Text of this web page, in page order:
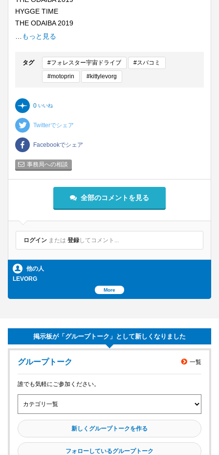
HYGGE TIME
THE ODAIBA 2019
moto with kamiusagi Rope
やっと猛暑がおさまり…と
思っていましたが…
なんと夏が戻ってきましたね
お台場で開催されている
ワンガン夏祭り に来ています
今日は 空いていますね
夏休みのとある1日
宇宙人と出会ったロペとアキラ先輩
宇宙人は住む星が広すぎるから
地球を訪れたようです
そこでロペとアキラ先輩は
惑星を見に行くために
お台場の発車基地に向かいました
そこで moto と出会いました!
お昼ご飯中だったようで
ロペさんとのTWO-SHOTだけに(涙)
#プリンとの思い出 #HYGGETIME
#フォレスター宇宙ドライブ
#SUBARUロペとアキラ先輩のフォレスター宇宙ドライブ #ス
バコミ #スバル #sgt #SUBARU #PRIN #プリン散歩 #プリン
#subarulovespets #subie #LEVORG #RealSportsTourer #SU
BARUlevorgProudEditionPureredcolorEyesightVersion3 #株
式会社SUBARU #motoprinLEVORG #リアルスポーツツアラ
ー #アイドリングストップ #赤備えLEVORG #車線逸脱抑制
by motoprin
もっと見る
タグ #フォレスター宇宙ドライブ
#スバコミ
#motoprin
#kittylevorg
0 いいね
Twitterでシェア
Facebookでシェア
事務局への相談
全部のコメントを見る
ログイン または 登録 してコメント...
他の人
LEVORG
More
グループトークを見る
タイムラインを見る
掲示板が「グループトーク」として新しくなりました
グループトーク 一覧
誰でも気軽にご参加ください。
新しくグループトークを作る
フォローしているグループトーク